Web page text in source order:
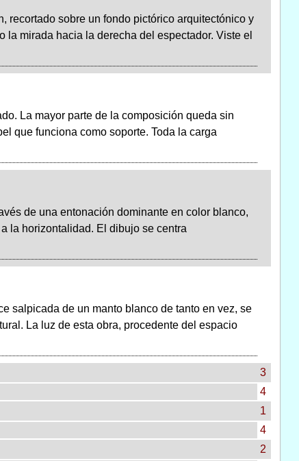
recortado sobre un fondo pictórico arquitectónico y
mirada hacia la derecha del espectador. Viste el
La mayor parte de la composición queda sin
que funciona como soporte. Toda la carga
de una entonación dominante en color blanco,
la horizontalidad. El dibujo se centra
salpicada de un manto blanco de tanto en vez, se
La luz de esta obra, procedente del espacio
3
4
1
4
2